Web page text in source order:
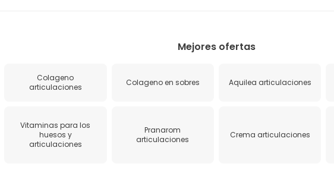
Mejores ofertas
Colageno
articulaciones
Colageno en sobres Aquilea articulaciones
Vitaminas para los
huesos y
articulaciones
Pranarom
articulaciones
Crema articulaciones